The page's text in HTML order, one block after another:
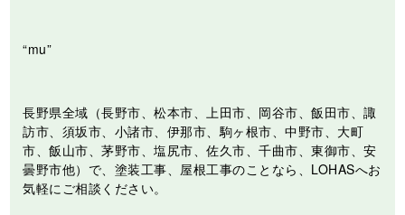
“mu”
長野県全域（長野市、松本市、上田市、岡谷市、飯田市、諏
訪市、須坂市、小諸市、伊那市、駒ヶ根市、中野市、大町
市、飯山市、茅野市、塩尻市、佐久市、千曲市、東御市、安
曇野市他）で、塗装工事、屋根工事のことなら、LOHASへお
気軽にご相談ください。